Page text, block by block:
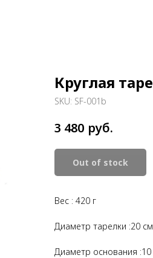
Круглая
SKU: SF-001b
3 480 руб.
Out of stock
Вес : 420 г
Диаметр тарелки :20 см
Диаметр основания :10